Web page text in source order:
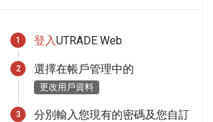
登入UTRADE Web
選擇在帳戶管理中的
更改用戶資料
分別輸入您現有的密碼及您自訂